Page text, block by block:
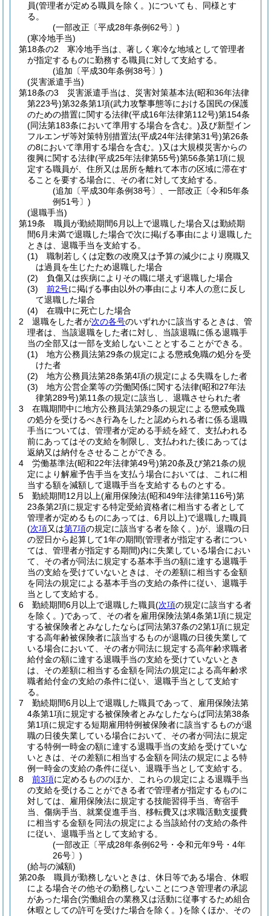
員(管理者が定める職員を除く。)についても、同様とす
る。
(一部改正〔平成28年条例62号〕)
(寒冷地手当)
第18条の2
寒冷地手当は、著しく寒冷な地域として管理者
が指定するものに勤務する職員に対して支給する。
(追加〔平成30年条例38号〕)
(災害派遣手当)
第18条の3
災害派遣手当は、災害対策基本法(昭和36年法律
第223号)第32条第1項(武力攻撃事態等における国民の保護
のための措置に関する法律(平成16年法律第112号)第154条
(同法第183条において準用する場合を含む。)及び新型イン
フルエンザ等対策特別措置法(平成24年法律第31号)第26条
の8において準用する場合を含む。)又は大規模災害からの
復興に関する法律(平成25年法律第55号)第56条第1項に規
定する職員が、住所又は居所を離れて本市の区域に滞在す
ることを要する場合に、その者に対して支給する。
(追加〔平成30年条例38号〕、一部改正〔令和5年条
例51号〕)
(退職手当)
第19条
職員が勤続期間6月以上で退職した場合又は勤続期
間6月未満で退職した場合で次に掲げる事由により退職した
ときは、退職手当を支給する。
(1)
職制若しくは定数の改廃又は予算の減少により廃職又
は過員を生じたため退職した場合
(2)
負傷又は疾病によりその職に堪えず退職した場合
(3)
前2号に掲げる事由以外の事由により本人の意に反し
て退職した場合
(4)
在職中に死亡した場合
2
退職をした者が次の各号のいずれかに該当するときは、管
理者は、当該退職をした者に対し、当該退職に係る退職手
当の全部又は一部を支給しないこととすることができる。
(1)
地方公務員法第29条の規定による懲戒免職の処分を受
けた者
(2)
地方公務員法第28条第4項の規定による失職をした者
(3)
地方公営企業等の労働関係に関する法律(昭和27年法
律第289号)第11条の規定に該当し、退職させられた者
3
在職期間中に地方公務員法第29条の規定による懲戒免職
の処分を受けるべき行為をしたと認められる者に係る退職
手当については、管理者が定める手続を経て、支払われる
前にあってはその支給を制限し、支払われた後にあっては
返納又は納付をさせることができる。
4
労働基準法(昭和22年法律第49号)第20条及び第21条の規
定により解雇予告手当を支払う場合においては、これに相
当する額を減額して退職手当を支給するものとする。
5
勤続期間12月以上(雇用保険法(昭和49年法律第116号)第
23条第2項に規定する特定受給資格者に相当する者として
管理者が定めるものにあっては、6月以上)で退職した職員
(次項又は第7項の規定に該当する者を除く。)が、退職の日
の翌日から起算して1年の期間(管理者が指定する者につい
ては、管理者が指定する期間)内に失業している場合におい
て、その者が同法に規定する基本手当の額に達する退職手
当の支給を受けていないときは、その差額に相当する金額
を同法の規定による基本手当の支給の条件に従い、退職手
当として支給する。
6
勤続期間6月以上で退職した職員(次項の規定に該当する者
を除く。)であって、その者を雇用保険法第4条第1項に規定
する被保険者とみなしたならば同法第37条の2第1項に規定
する高年齢被保険者に該当するものが退職の日後失業して
いる場合において、その者が同法に規定する高年齢求職者
給付金の額に達する退職手当の支給を受けていないとき
は、その差額に相当する金額を同法の規定による高年齢求
職者給付金の支給の条件に従い、退職手当として支給す
る。
7
勤続期間6月以上で退職した職員であって、雇用保険法第
4条第1項に規定する被保険者とみなしたならば同法第38条
第1項に規定する短期雇用特例被保険者に該当するものが退
職の日後失業している場合において、その者が同法に規定
する特例一時金の額に達する退職手当の支給を受けていな
いときは、その差額に相当する金額を同法の規定による特
例一時金の支給の条件に従い、退職手当として支給する。
8
前3項に定めるもののほか、これらの規定による退職手当
の支給を受けることができる者で管理者が指定するものに
対しては、雇用保険法に規定する技能習得手当、寄宿手
当、傷病手当、就業促進手当、移転費又は求職活動支援費
に相当する金額を同法の規定による当該給付の支給の条件
に従い、退職手当として支給する。
(一部改正〔平成28年条例62号・令和元年9号・4年
26号〕)
(給与の減額)
第20条
職員が勤務しないときは、休日等である場合、休暇
による場合その他その勤務しないことにつき管理者の承認
があった場合(労働組合の業務又は活動に従事するため組合
休暇としての許可を受けた場合を除く。)を除くほか、その